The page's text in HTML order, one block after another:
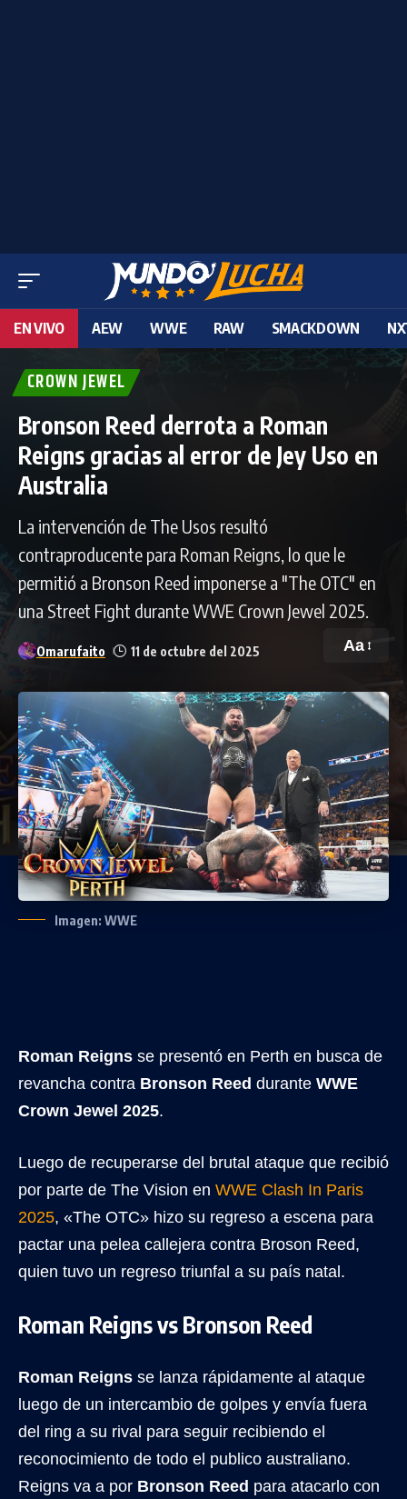
EN VIVO AEW WWE RAW SMACKDOWN
CROWN JEWEL
Bronson Reed derrota a Roman
Reigns gracias al error de Jey Uso en
Australia
La intervención de The Usos resultó
contraproducente para Roman Reigns, lo que le
permitió a Bronson Reed imponerse a "The OTC" en
una Street Fight durante WWE Crown Jewel 2025.
Omarufaito 11 de octubre del 2025 Aa
Imagen: WWE
Roman Reigns se presentó en Perth en busca de
revancha contra Bronson Reed durante WWE
Crown Jewel 2025.
Luego de recuperarse del brutal ataque que recibió
por parte de The Vision en WWE Clash In Paris
2025, «The OTC» hizo su regreso a escena para
pactar una pelea callejera contra Broson Reed,
quien tuvo un regreso triunfal a su país natal.
Roman Reigns vs Bronson Reed
Roman Reigns se lanza rápidamente al ataque
luego de un intercambio de golpes y envía fuera
del ring a su rival para seguir recibiendo el
reconocimiento de todo el publico australiano.
Reigns va a por Bronson Reed para atacarlo con